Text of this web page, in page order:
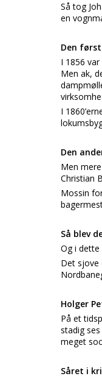
Så tog
en
Den
I 1856
Men ak,
I
Den
Men
Christian
Mossin
Så blev
Og i dette
Det sjove
Holger
På et
stadig
meget
Såret i